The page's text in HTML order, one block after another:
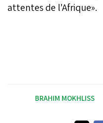
attentes de l'Afrique».
BRAHIM MOKHLISS